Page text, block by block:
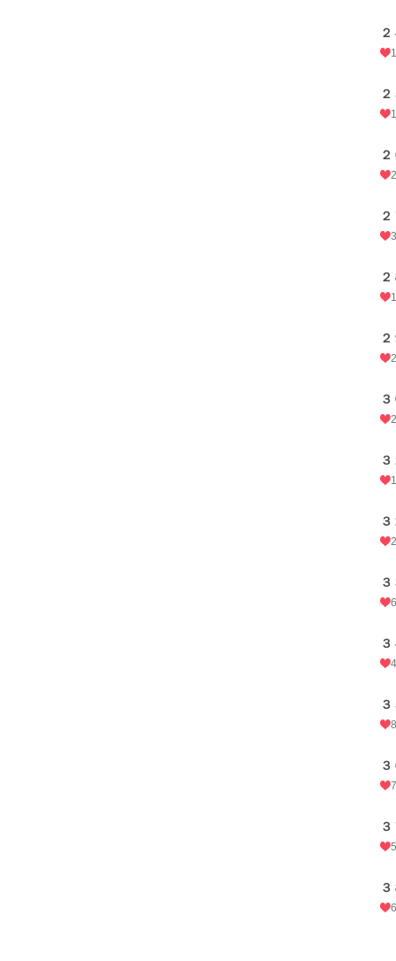
２
２
２
２
２
２
３
３
３
３
6
３
4
３
8
３
7
３
5
３
6